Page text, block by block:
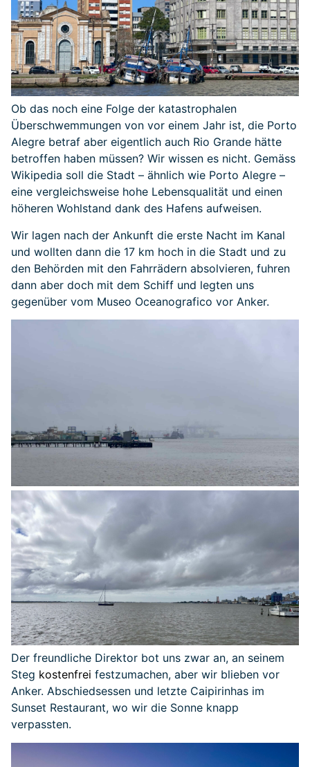
Ob das noch eine Folge der katastrophalen
Überschwemmungen von vor einem Jahr ist, die Porto
Alegre betraf aber eigentlich auch Rio Grande hätte
betroffen haben müssen? Wir wissen es nicht. Gemäss
Wikipedia soll die Stadt – ähnlich wie Porto Alegre –
eine vergleichsweise hohe Lebensqualität und einen
höheren Wohlstand dank des Hafens aufweisen.
Wir lagen nach der Ankunft die erste Nacht im Kanal
und wollten dann die 17 km hoch in die Stadt und zu
den Behörden mit den Fahrrädern absolvieren, fuhren
dann aber doch mit dem Schiff und legten uns
gegenüber vom Museo Oceanografico vor Anker.
Der freundliche Direktor bot uns zwar an, an seinem
Steg kostenfrei festzumachen, aber wir blieben vor
Anker. Abschiedsessen und letzte Caipirinhas im
Sunset Restaurant, wo wir die Sonne knapp
verpassten.